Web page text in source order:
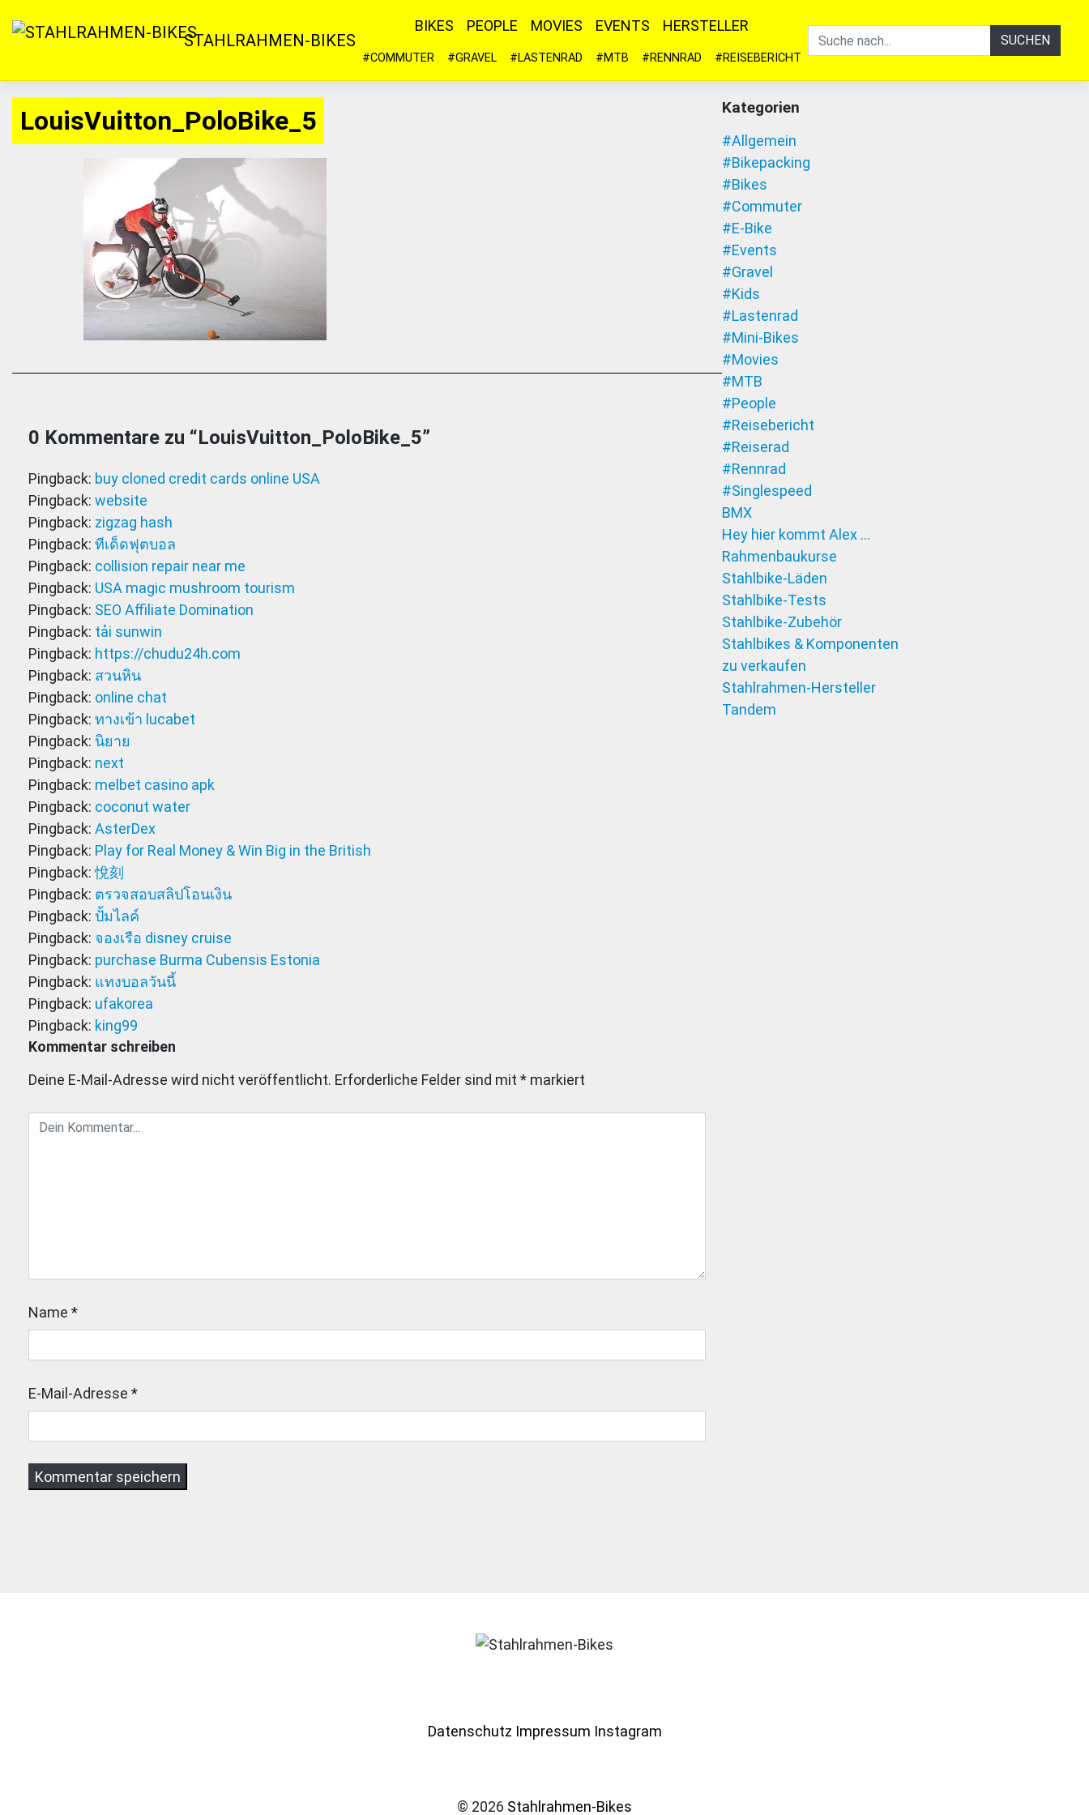
Inhalt
STAHLRAHMEN-BIKES SUCHEN
BIKES PEOPLE MOVIES EVENTS HERSTELLER
#COMMUTER #GRAVEL #LASTENRAD #MTB #RENNRAD #REISEBERICHT
LouisVuitton_PoloBike_5
0 Kommentare zu “LouisVuitton_PoloBike_5”
Pingback: buy cloned credit cards online USA
Pingback: website
Pingback: zigzag hash
Pingback: ทีเด็ดฟุตบอล
Pingback: collision repair near me
Pingback: USA magic mushroom tourism
Pingback: SEO Affiliate Domination
Pingback: tải sunwin
Pingback: https://chudu24h.com
Pingback: สวนหิน
Pingback: online chat
Pingback: ทางเข้า lucabet
Pingback: นิยาย
Pingback: next
Pingback: melbet casino apk
Pingback: coconut water
Pingback: AsterDex
Pingback: Play for Real Money & Win Big in the British
Pingback:悅刻
Pingback: ตรวจสอบสลิปโอนเงิน
Pingback: ปั้มไลค์
Pingback: จองเรือ disney cruise
Pingback: purchase Burma Cubensis Estonia
Pingback: แทงบอลวันนี้
Pingback: ufakorea
Pingback: king99
Kommentar schreiben
Deine E-Mail-Adresse wird nicht veröffentlicht. Erforderliche Felder sind mit * markiert
Name *
E-Mail-Adresse *
Kategorien
#Allgemein
#Bikepacking
#Bikes
#Commuter
#E-Bike
#Events
#Gravel
#Kids
#Lastenrad
#Mini-Bikes
#Movies
#MTB
#People
#Reisebericht
#Reiserad
#Rennrad
#Singlespeed
BMX
Hey hier kommt Alex …
Rahmenbaukurse
Stahlbike-Läden
Stahlbike-Tests
Stahlbike-Zubehör
Stahlbikes & Komponenten
zu verkaufen
Stahlrahmen-Hersteller
Tandem
Datenschutz Impressum Instagram
© 2026 Stahlrahmen-Bikes